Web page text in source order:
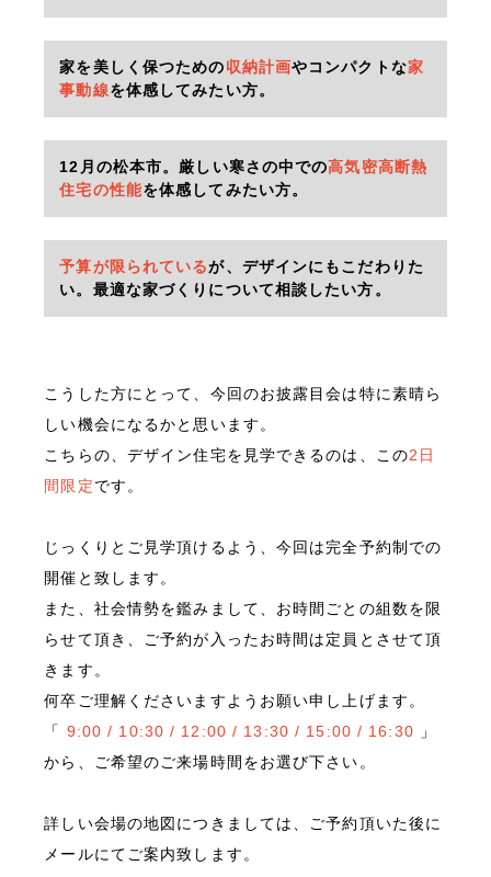
家を美しく保つための収納計画やコンパクトな家
事動線を体感してみたい方。
12月の松本市。厳しい寒さの中での高気密高断熱
住宅の性能を体感してみたい方。
予算が限られているが、デザインにもこだわりた
い。最適な家づくりについて相談したい方。
こうした方にとって、今回のお披露目会は特に素晴ら
しい機会になるかと思います。
こちらの、デザイン住宅を見学できるのは、この2日
間限定です。
じっくりとご見学頂けるよう、今回は完全予約制での
開催と致します。
また、社会情勢を鑑みまして、お時間ごとの組数を限
らせて頂き、ご予約が入ったお時間は定員とさせて頂
きます。
何卒ご理解くださいますようお願い申し上げます。
「 9:00 / 10:30 / 12:00 / 13:30 / 15:00 / 16:30
」
から、ご希望のご来場時間をお選び下さい。
詳しい会場の地図につきましては、ご予約頂いた後に
メールにてご案内致します。